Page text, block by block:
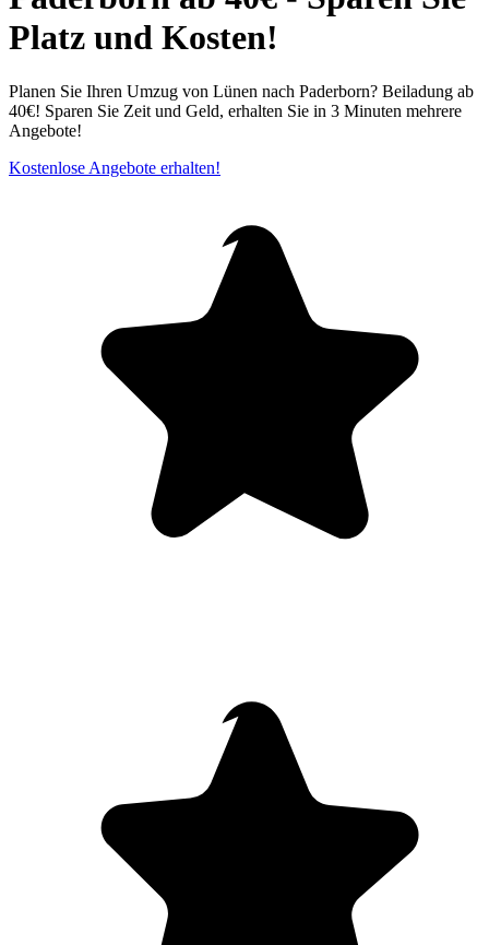
Platz und Kosten!
Planen Sie Ihren Umzug von Lünen nach Paderborn? Beiladung ab
40€! Sparen Sie Zeit und Geld, erhalten Sie in 3 Minuten mehrere
Angebote!
Kostenlose Angebote erhalten!